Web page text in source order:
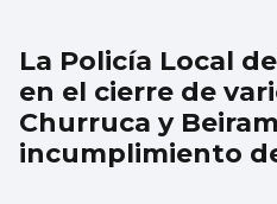
La Policía Local
en el cierre de
Churruca y
incumplimiento